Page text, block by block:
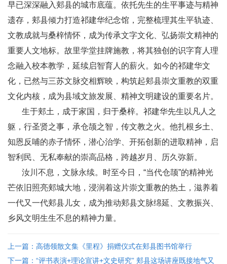
早已深深融入郏县的城市底蕴。依托先生的生平事迹与精神
遗存，郏县倾力打造祁建华纪念馆，完整梳理其生平轨迹、
文教成就与桑梓情怀，成为传承文字文化、弘扬崇文精神的
重要人文地标。故里学堂挂牌施教，将其独创的识字育人理
念融入校本教学，延续启智育人的薪火。如今的祁建华文
化，已然与三苏文脉交相辉映，构筑起郏县崇文重教的双重
文化内核，成为县域文旅发展、精神文明建设的重要名片。
生于郏土，成于家国，归于桑梓。祁建华先生以凡人之
躯，行圣贤之事，承仓颉之智，传文教之火。他扎根乡土、
知恩反哺的赤子情怀，潜心治学、开拓创新的进取精神，启
智利民、无私奉献的崇高品格，跨越岁月、历久弥新。
汝川不息，文脉永续。时至今日，“当代仓颉”的精神光
芒依旧照亮郏城大地，浸润着这片崇文重教的热土，滋养着
一代又一代郏县儿女，成为推动郏县文脉绵延、文教振兴、
乡风文明生生不息的精神力量。
上一篇：高德领散文集《里程》捐赠仪式在郏县图书馆举行
下一篇：“评书表演+理论宣讲+文史研究” 郏县这场讲座既接地气又